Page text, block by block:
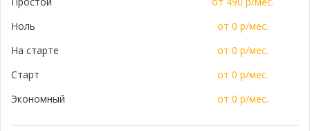
Ноль
от 0 р/мес.
На старте
от 0 р/мес.
Старт
от 0 р/мес.
Экономный
от 0 р/мес.